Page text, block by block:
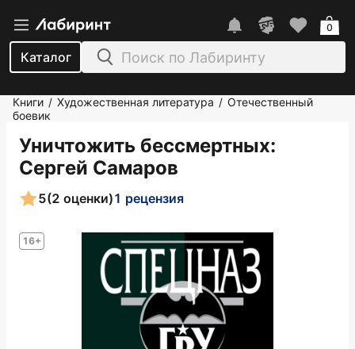
Каталог
0
Книги / Художественная литература / Отечественный
боевик
Уничтожить бессмертных:
Сергей Самаров
16+
5(2 оценки)1 рецензия